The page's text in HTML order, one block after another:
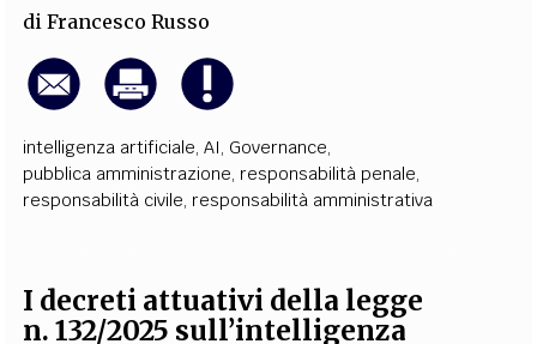
diFrancesco Russo
intelligenza artificiale,AI, Governance,
pubblica amministrazione, responsabilità penale,
responsabilità civile, responsabilità amministrativa
I decreti attuativi della legge
n. 132/2025 sull’intelligenza